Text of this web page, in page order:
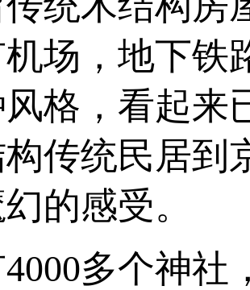
场，地下铁
格，看起来
传统民居到
的感受。
多个神社